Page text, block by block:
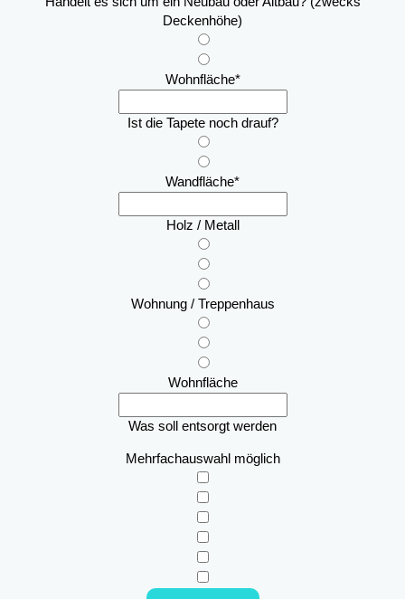
Deckenhöhe)
Wohnfläche*
Ist die Tapete noch drauf?
Wandfläche*
Holz / Metall
Wohnung / Treppenhaus
Wohnfläche
Was soll entsorgt werden
Mehrfachauswahl möglich